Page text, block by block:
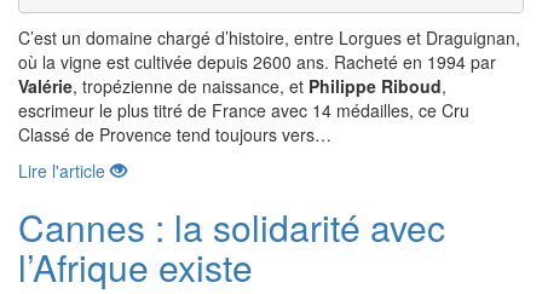
C’est un domaine chargé d’histoire, entre Lorgues et Draguignan,
où la vigne est cultivée depuis 2600 ans. Racheté en 1994 par
Valérie, tropézienne de naissance, et Philippe Riboud,
escrimeur le plus titré de France avec 14 médailles, ce Cru
Classé de Provence tend toujours vers…
Lire l'article
Cannes : la solidarité avec
l’Afrique existe